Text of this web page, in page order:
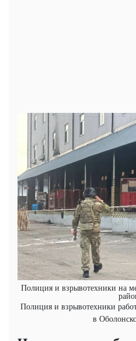
Полиция и взрывотехники на
Полиция и взрывотехники
в